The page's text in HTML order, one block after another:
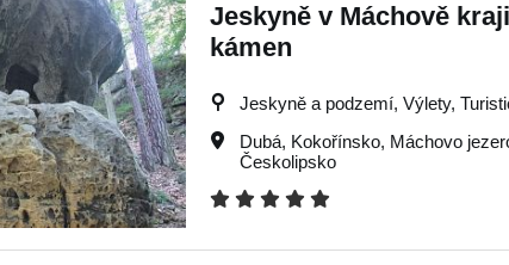
Jeskyně v Máchově
kámen
Jeskyně a podzemí, Výlety,
Dubá, Kokořínsko, Máchovo
Českolipsko